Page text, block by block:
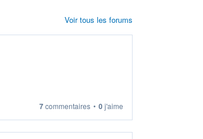
7commentaires • 0j'aime
Voir tous les forums